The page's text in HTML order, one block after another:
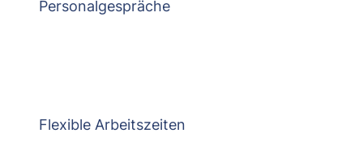
Personalgespräche
Flexible Arbeitszeiten